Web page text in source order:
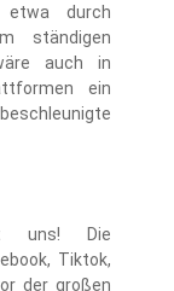
durch
ständigen
auch in
ein
uns! Die
Tiktok,
der großen